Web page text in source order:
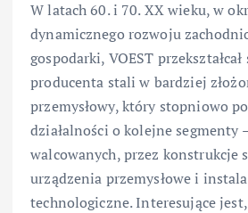
W latach 60. i 70. XX wieku, w
dynamicznego rozwoju
gospodarki, VOEST
producenta stali w bardziej
przemysłowy, który stopniowo
działalności o kolejne segmenty
walcowanych, przez konstrukcje
urządzenia przemysłowe i
technologiczne. Interesujące